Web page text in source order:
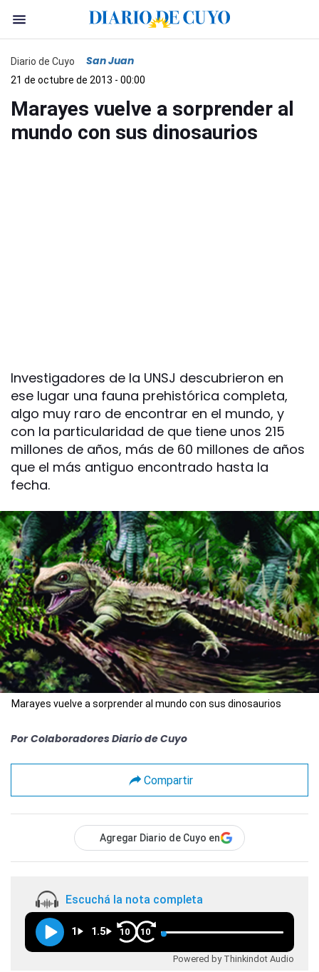
Diario de Cuyo San Juan
21 de octubre de 2013 - 00:00
Marayes vuelve a sorprender al
mundo con sus dinosaurios
Investigadores de la UNSJ descubrieron en
ese lugar una fauna prehistórica completa,
algo muy raro de encontrar en el mundo, y
con la particularidad de que tiene unos 215
millones de años, más de 60 millones de años
que el más antiguo encontrado hasta la
fecha.
Marayes vuelve a sorprender al mundo con sus dinosaurios
Por Colaboradores Diario de Cuyo
Compartir
Agregar Diario de Cuyo en
Escuchá la nota completa
1 1.5 10 10
Powered by Thinkindot Audio